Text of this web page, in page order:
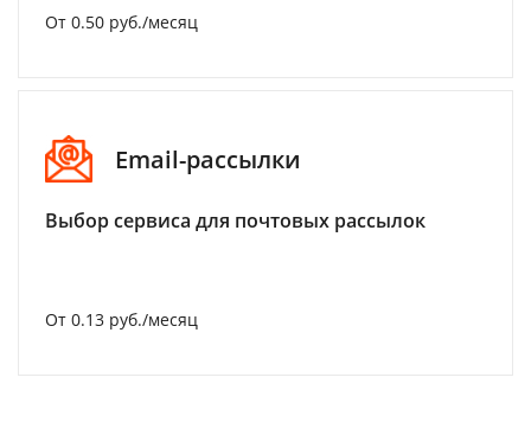
От 0.50 руб./месяц
Email-рассылки
Выбор сервиса для почтовых рассылок
От 0.13 руб./месяц